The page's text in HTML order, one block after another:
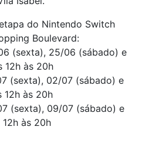
do Nintendo Switch
Boulevard:
(sexta), 25/06 (sábado) e
12h às 20h
(sexta), 02/07 (sábado) e
12h às 20h
(sexta), 09/07 (sábado) e
às 20h